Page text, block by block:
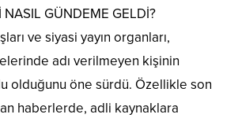
NASIL GÜNDEME GELDİ?
ve siyasi yayın organları,
adı verilmeyen kişinin
olduğunu öne sürdü. Özellikle son
haberlerde, adli kaynaklara